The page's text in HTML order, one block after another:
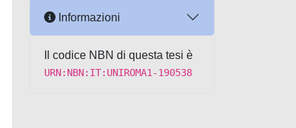
Informazioni
Il codice NBN di questa tesi è
URN:NBN:IT:UNIROMA1-190538